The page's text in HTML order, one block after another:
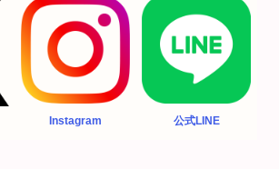
Instagram 公式LINE